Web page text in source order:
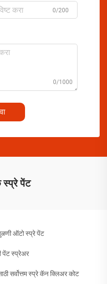
0/200
0/1000
स्प्रे पेंट
ऑटो स्प्रे पेंट
पेंट स्प्रेअर
सर्वोत्तम स्प्रे कॅन क्लिअर कोट